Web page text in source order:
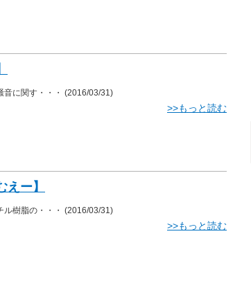
に関す・・・ (2016/03/31)
>>もっと読む
ー】
ル樹脂の・・・ (2016/03/31)
>>もっと読む